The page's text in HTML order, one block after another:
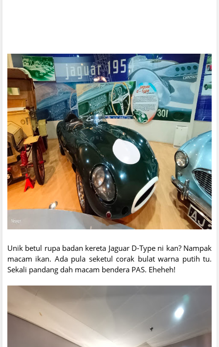
Unik betul rupa badan kereta Jaguar D-Type ni kan? Nampak
macam ikan. Ada pula seketul corak bulat warna putih tu.
Sekali pandang dah macam bendera PAS. Eheheh!